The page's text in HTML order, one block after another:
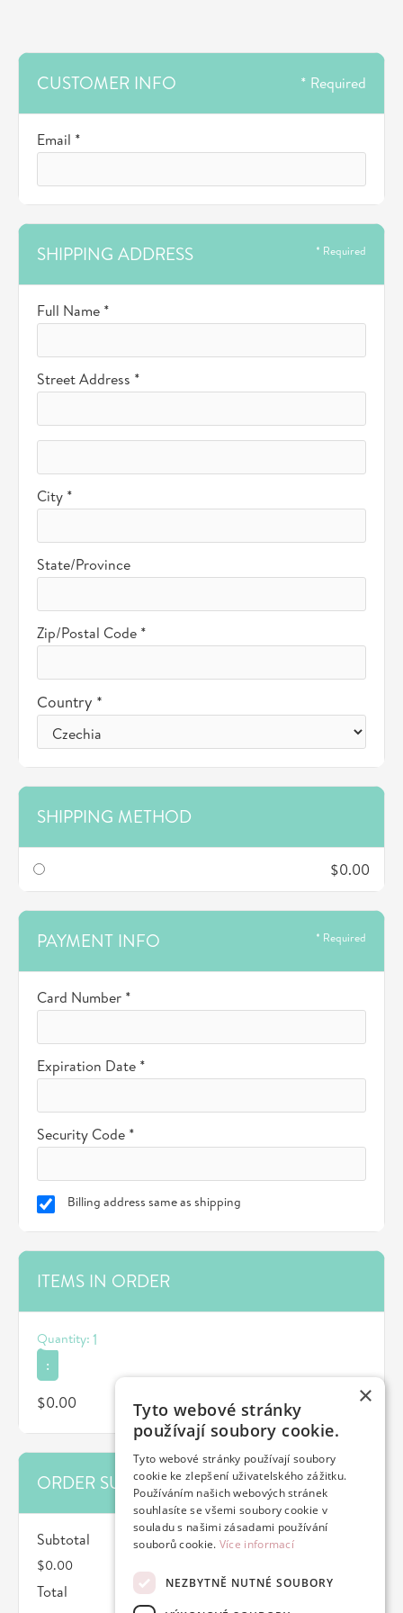
CUSTOMER INFO * Required
Email *
SHIPPING ADDRESS * Required
Full Name *
Street Address *
City *
State/Province
Zip/Postal Code *
Country *
SHIPPING METHOD
$0.00
PAYMENT INFO * Required
Card Number *
Expiration Date *
Security Code *
Billing address same as shipping
ITEMS IN ORDER
1
:
$0.00
ORDER SUMMARY
Subtotal
$0.00
Total
×
Tyto webové stránky
používají soubory cookie.
Tyto webové stránky používají soubory
cookie ke zlepšení uživatelského zážitku.
Používáním našich webových stránek
souhlasíte se všemi soubory cookie v
souladu s našimi zásadami používání
souborů cookie. Více informací
NEZBYTNĚ NUTNÉ SOUBORY